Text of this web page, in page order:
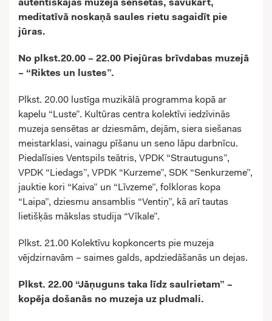
autentiskajās muzeja sensētās, savukārt,
meditatīvā noskaņā saules rietu sagaidīt pie
jūras.
No plkst.20.00 – 22.00 Piejūras brīvdabas muzejā
– “Riktes un lustes”.
Plkst. 20.00 lustīga muzikālā programma kopā ar
kapelu “Luste”. Kultūras centra kolektīvi iedzīvinās
muzeja sensētas ar dziesmām, dejām, siera siešanas
meistarklasi, vainagu pīšanu un seno lāpu darbnīcu.
Piedalīsies Ventspils teātris, VPDK “Strautuguns”,
VPDK “Liedags”, VPDK “Kurzeme”, SDK “Senkurzeme”,
jauktie kori “Kaiva” un “Līvzeme”, folkloras kopa
“Laipa”, dziesmu ansamblis “Ventiņ”, kā arī tautas
lietišķās mākslas studija “Vīkale”.
Plkst. 21.00 Kolektīvu kopkoncerts pie muzeja
vējdzirnavām – saimes galds, apdziedāšanās un dejas.
Plkst. 22.00 “Jāņuguns taka līdz saulrietam” –
kopēja došanās no muzeja uz pludmali.